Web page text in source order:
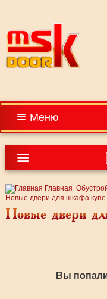
Меню
Главная
Новые двери для шкафа купе
Новые двери
Вы